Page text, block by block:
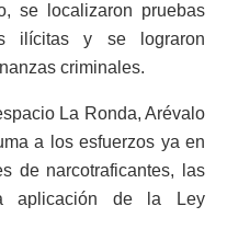
se localizaron pruebas
ilícitas y se lograron
criminales.
La Ronda, Arévalo
a los esfuerzos ya en
de narcotraficantes, las
aplicación de la Ley